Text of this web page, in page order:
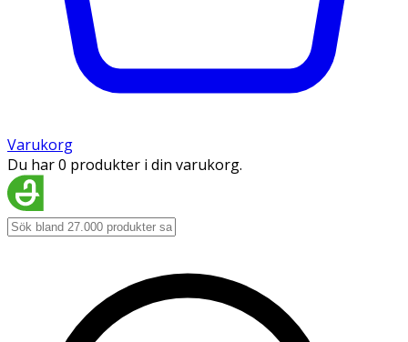
Varukorg
Du har 0 produkter i din varukorg.